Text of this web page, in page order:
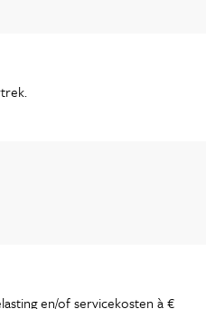
en/of servicekosten à €